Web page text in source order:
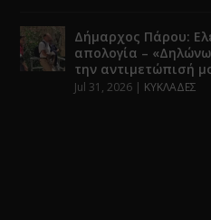
Δήμαρχος Πάρου:
απολογία –
την αντιμετώπισή
Jul 31, 2026 | ΚΥΚΛΑΔΕΣ